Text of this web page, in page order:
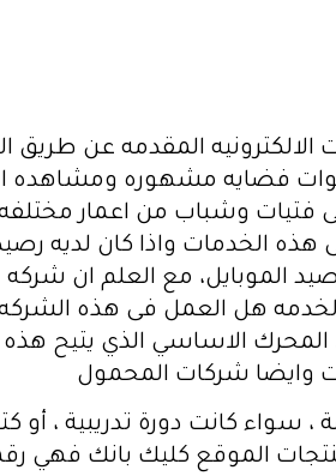
المقدمه عن طريق
فضايه مشهوره ومشاهده
فتيات وشباب من اعمار
هذه الخدمات واذا كان لديه
الموبايل، مع العلم ان شركه
هل العمل فى هذه
الاساسي الذي يتيح هذه
وايضا شركات المحمول
كانت دورة تدريبية ، أو
عمولة قد تصل إلى 75 % على كل مبيعة ؟ منتجات الموقع كليك بانك